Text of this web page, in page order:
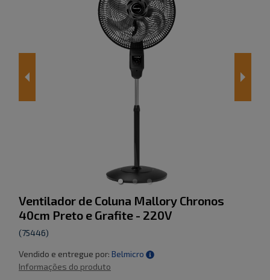
Ventilador de Coluna Mallory Chronos
40cm Preto e Grafite - 220V
(75446)
Vendido e entregue por: Belmicro
Informações do produto